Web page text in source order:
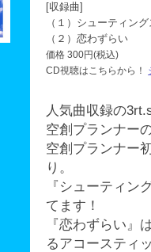
[収録曲]
（１）シューティン
（２）恋わずらい
価格 300円(税込)
CD視聴はこちらから！
人気曲収録の
空創プランナー
空創プランナー
り。
『シューティン
てます！
『恋わずらい』
るアコースティ